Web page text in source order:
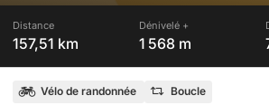
Distance
157,51 km
Dénivelé +
1 568 m
Vélo de randonnée Boucle